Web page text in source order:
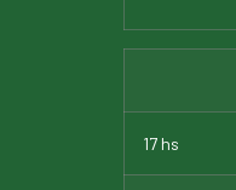
17 hs